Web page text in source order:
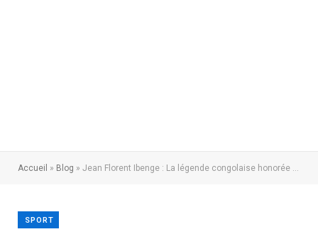
Accueil » Blog » Jean Florent Ibenge : La légende congolaise honorée par la CAF à Kinshasa
SPORT